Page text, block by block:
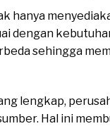
hanya
dengan
sehingga
lengkap,
Hal ini